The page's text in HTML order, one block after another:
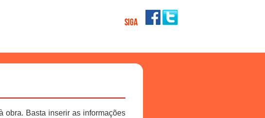
SIGA
obra. Basta inserir as informações